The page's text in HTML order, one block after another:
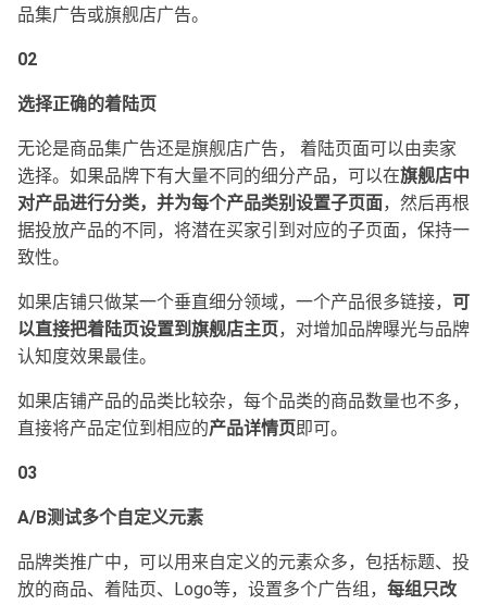
品集广告或旗舰店广告。
02
选择正确的着陆页
无论是商品集广告还是旗舰店广告， 着陆页面可以由卖家
选择。如果品牌下有大量不同的细分产品，可以在旗舰店中
对产品进行分类，并为每个产品类别设置子页面，然后再根
据投放产品的不同，将潜在买家引到对应的子页面，保持一
致性。
如果店铺只做某一个垂直细分领域，一个产品很多链接， 可
以直接把着陆页设置到旗舰店主页，对增加品牌曝光与品牌
认知度效果最佳。
如果店铺产品的品类比较杂，每个品类的商品数量也不多，
直接将产品定位到相应的产品详情页即可。
03
A/B测试多个自定义元素
品牌类推广中，可以用来自定义的元素众多，包括标题、投
放的商品、着陆页、Logo等，设置多个广告组， 每组只改